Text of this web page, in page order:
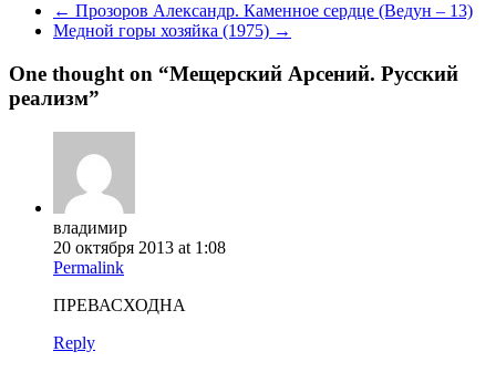
← Прозоров Александр. Каменное сердце (Ведун – 13)
Медной горы хозяйка (1975) →
One thought on “Мещерский Арсений. Русский
реализм”
владимир
20 октября 2013 at 1:08
Permalink
ПРЕВАСХОДНА
Reply